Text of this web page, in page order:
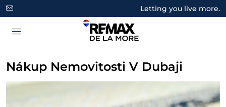
Letting you live more.
Nákup Nemovitosti V Dubaji